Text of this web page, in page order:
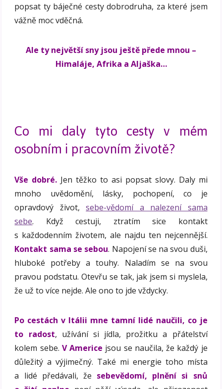
popsat ty báječné cesty dobrodruha, za které jsem
vážně moc vděčná.
Ale ty největší sny jsou ještě přede mnou –
Himaláje, Afrika a Aljaška…
Co mi daly tyto cesty v mém
osobním i pracovním životě?
Vše dobré. Jen těžko to asi popsat slovy. Daly mi
mnoho uvědomění, lásky, pochopení, co je
opravdový život,sebe-vědomí a nalezení sama
sebe. Když cestuji, ztratím sice kontakt
s každodenním životem, ale najdu ten nejcennější.
Kontakt sama se sebou. Napojení se na svou duši,
hluboké potřeby a touhy. Naladím se na svou
pravou podstatu. Otevřu se tak, jak jsem si myslela,
že už to více nejde. Ale ono to jde vždycky.
Po cestách v Itálii mne tamní lidé naučili, co je
to radost, užívání si jídla, prožitku a přátelství
kolem sebe. V Americe jsou se naučila, že každý je
důležitý a výjimečný. Také mi energie toho místa
a lidé předávali, že sebevědomí, plnění si snů